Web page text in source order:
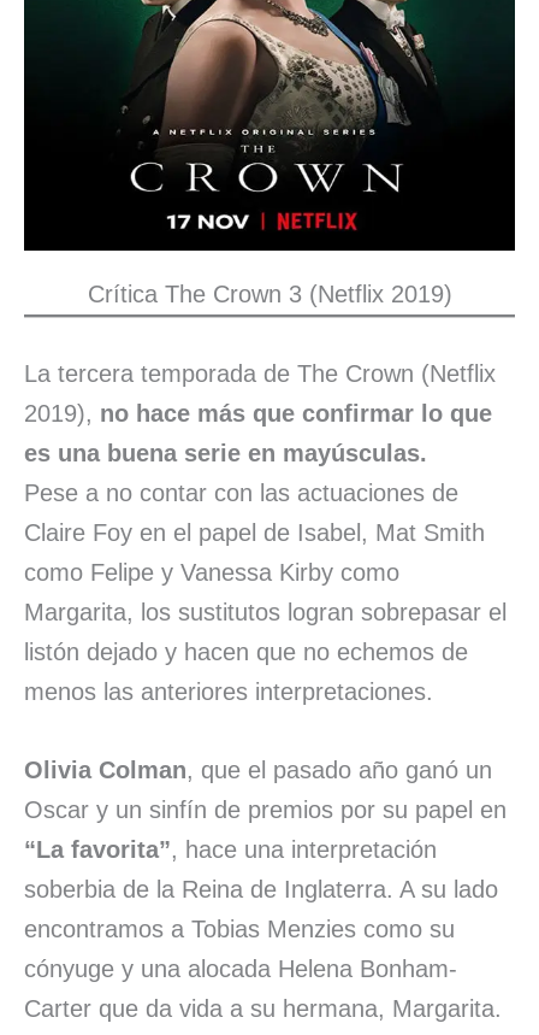
Crítica The Crown 3 (Netflix 2019)
La tercera temporada de The Crown (Netflix
2019), no hace más que confirmar lo que
es una buena serie en mayúsculas.
Pese a no contar con las actuaciones de
Claire Foy en el papel de Isabel, Mat Smith
como Felipe y Vanessa Kirby como
Margarita, los sustitutos logran sobrepasar el
listón dejado y hacen que no echemos de
menos las anteriores interpretaciones.
Olivia Colman, que el pasado año ganó un
Oscar y un sinfín de premios por su papel en
“La favorita”, hace una interpretación
soberbia de la Reina de Inglaterra. A su lado
encontramos a Tobias Menzies como su
cónyuge y una alocada Helena Bonham-
Carter que da vida a su hermana, Margarita.